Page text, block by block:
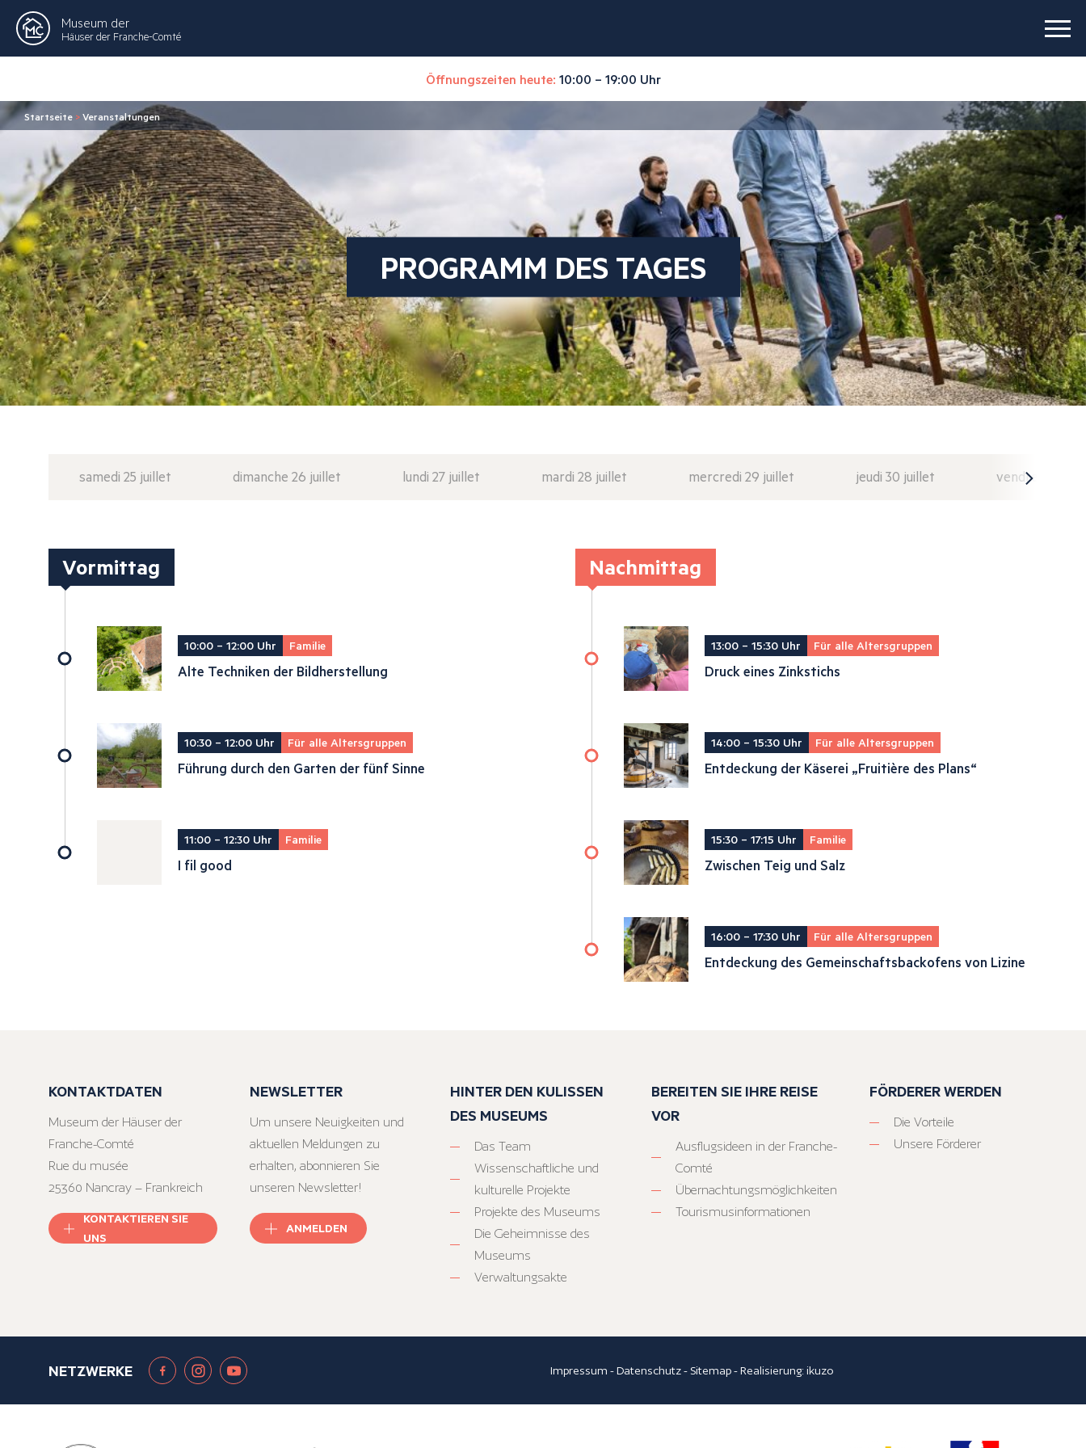
Museum der
Häuser der Franche-Comté
Öffnungszeiten heute: 10:00 – 19:00 Uhr
Startseite >Veranstaltungen
PROGRAMM DES TAGES
samedi 25 juillet dimanche 26 juillet lundi 27 juillet mardi 28 juillet mercredi 29 juillet jeudi 30 juillet vendredi 31
Vormittag
10:00 – 12:00 Uhr Familie
Alte Techniken der Bildherstellung
10:30 – 12:00 Uhr Für alle Altersgruppen
Führung durch den Garten der fünf Sinne
11:00 – 12:30 Uhr Familie
I fil good
Nachmittag
13:00 – 15:30 Uhr Für alle Altersgruppen
Druck eines Zinkstichs
14:00 – 15:30 Uhr Für alle Altersgruppen
Entdeckung der Käserei „Fruitière des Plans“
15:30 – 17:15 Uhr Familie
Zwischen Teig und Salz
16:00 – 17:30 Uhr Für alle Altersgruppen
Entdeckung des Gemeinschaftsbackofens von Lizine
KONTAKTDATEN
Museum der Häuser der
Franche-Comté
Rue du musée
25360 Nancray – Frankreich
KONTAKTIEREN SIE
UNS
NEWSLETTER
Um unsere Neuigkeiten und
aktuellen Meldungen zu
erhalten, abonnieren Sie
unseren Newsletter!
ANMELDEN
HINTER DEN KULISSEN
DES MUSEUMS
Das Team
Wissenschaftliche und
kulturelle Projekte
Projekte des Museums
Die Geheimnisse des
Museums
Verwaltungsakte
BEREITEN SIE IHRE REISE
VOR
Ausflugsideen in der Franche-
Comté
Übernachtungsmöglichkeiten
Tourismusinformationen
FÖRDERER WERDEN
Die Vorteile
Unsere Förderer
NETZWERKE Impressum -Datenschutz- Sitemap- Realisierung:ikuzo